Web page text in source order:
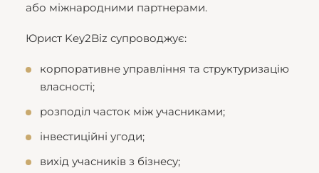
або міжнародними партнерами.
Юрист Key2Biz супроводжує:
корпоративне управління та структуризацію
власності;
розподіл часток між учасниками;
інвестиційні угоди;
вихід учасників з бізнесу;